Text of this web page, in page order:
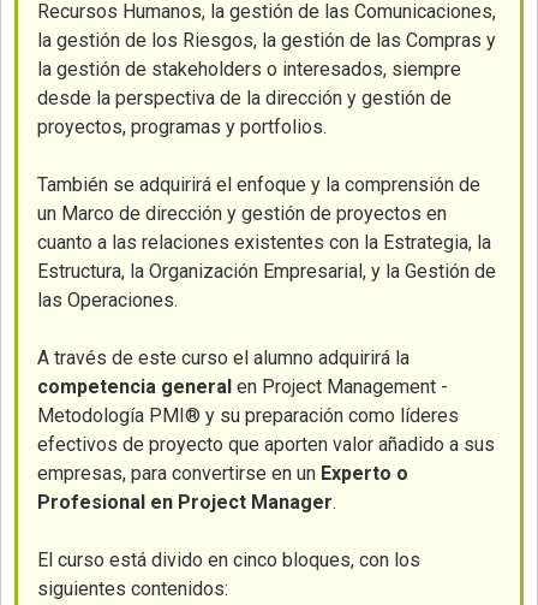
Recursos Humanos, la gestión de las Comunicaciones,
la gestión de los Riesgos, la gestión de las Compras y
la gestión de stakeholders o interesados, siempre
desde la perspectiva de la dirección y gestión de
proyectos, programas y portfolios.
También se adquirirá el enfoque y la comprensión de
un Marco de dirección y gestión de proyectos en
cuanto a las relaciones existentes con la Estrategia, la
Estructura, la Organización Empresarial, y la Gestión de
las Operaciones.
A través de este curso el alumno adquirirá la
competencia general en Project Management -
Metodología PMI® y su preparación como líderes
efectivos de proyecto que aporten valor añadido a sus
empresas, para convertirse en un Experto o
Profesional en Project Manager.
El curso está divido en cinco bloques, con los
siguientes contenidos: